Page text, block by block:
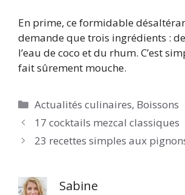
En prime, ce formidable
demande que trois ingrédients :
l’eau de coco et du rhum. C’est
fait sûrement mouche.
Catégories
Actualités culinaires, Boissons
17 cocktails mezcal classiques
23 recettes simples aux
Sabine